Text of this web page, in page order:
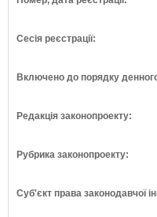
Сесія реєстрації:
Включено до порядку
Редакція законопроекту:
Рубрика законопроекту:
Суб'єкт права законодавчої